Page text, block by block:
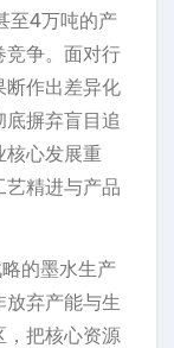
至4万吨的产
竞争。面对行
断作出差异化
摒弃盲目追
核心发展重
艺精进与产品
的墨水生产
放弃产能与生
，把核心资源